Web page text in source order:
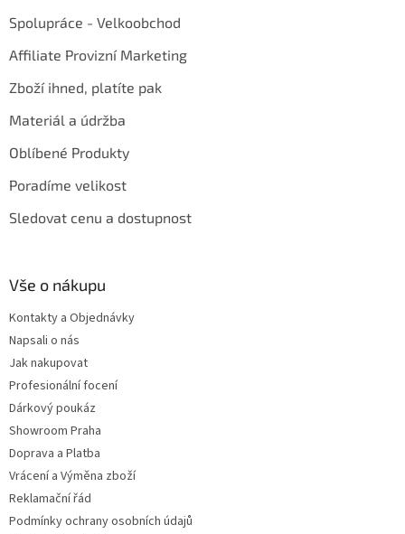
Spolupráce - Velkoobchod
Affiliate Provizní Marketing
Zboží ihned, platíte pak
Materiál a údržba
Oblíbené Produkty
Poradíme velikost
Sledovat cenu a dostupnost
Vše o nákupu
Kontakty a Objednávky
Napsali o nás
Jak nakupovat
Profesionální focení
Dárkový poukáz
Showroom Praha
Doprava a Platba
Vrácení a Výměna zboží
Reklamační řád
Podmínky ochrany osobních údajů